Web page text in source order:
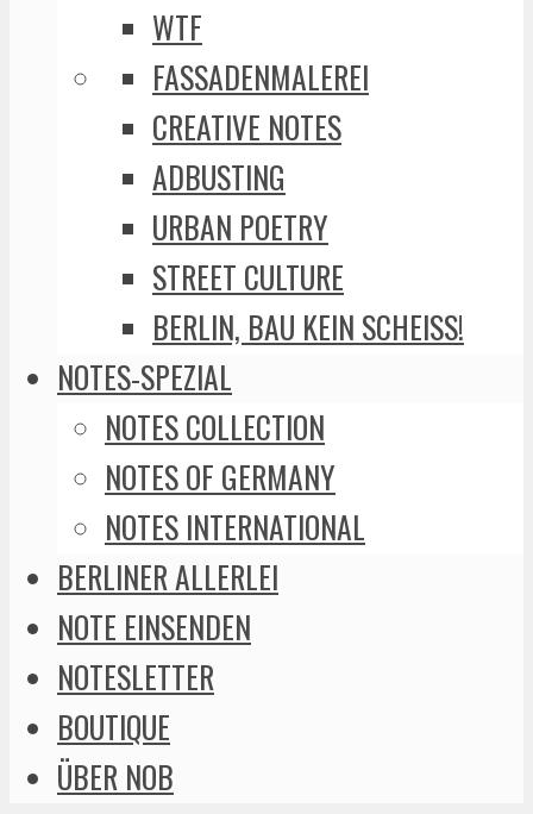
WTF
FASSADENMALEREI
CREATIVE NOTES
ADBUSTING
URBAN POETRY
STREET CULTURE
BERLIN, BAU KEIN SCHEISS!
NOTES-SPEZIAL
NOTES COLLECTION
NOTES OF GERMANY
NOTES INTERNATIONAL
BERLINER ALLERLEI
NOTE EINSENDEN
NOTESLETTER
BOUTIQUE
ÜBER NOB